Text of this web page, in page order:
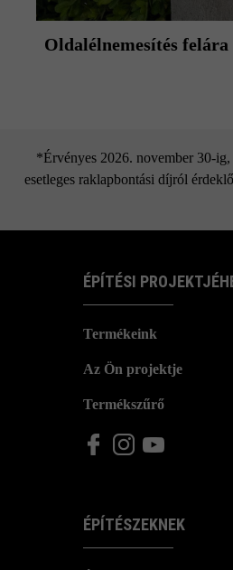
Oldalélnemesítés
*Érvényes 2026. november 30-
esetleges raklapbontási díjról
ÉPÍTÉSI
Termékeink
Az Ön projektje
Termékszűrő
ÉPÍTÉSZEKNEK